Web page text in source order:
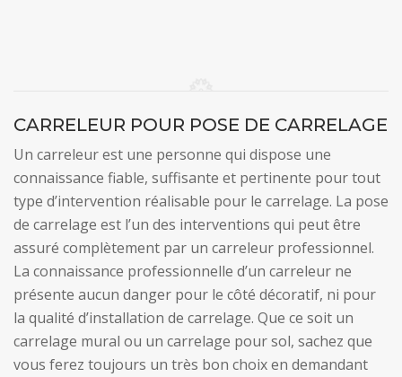
CARRELEUR POUR POSE DE CARRELAGE
Un carreleur est une personne qui dispose une
connaissance fiable, suffisante et pertinente pour tout
type d’intervention réalisable pour le carrelage. La pose
de carrelage est l’un des interventions qui peut être
assuré complètement par un carreleur professionnel.
La connaissance professionnelle d’un carreleur ne
présente aucun danger pour le côté décoratif, ni pour
la qualité d’installation de carrelage. Que ce soit un
carrelage mural ou un carrelage pour sol, sachez que
vous ferez toujours un très bon choix en demandant